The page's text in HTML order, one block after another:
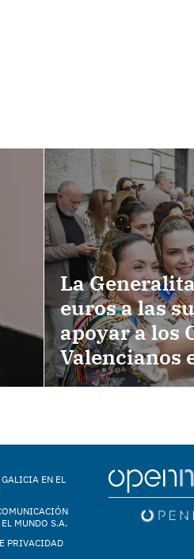
La
euros a las
apoyar a los
Valencianos
EN EL
MUNDO S.A.
PRIVACIDAD